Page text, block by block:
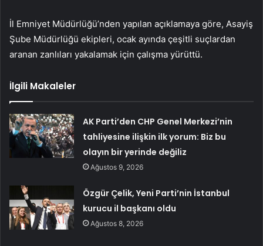
İl Emniyet Müdürlüğü’nden yapılan açıklamaya göre, Asayiş
Şube Müdürlüğü ekipleri, ocak ayında çeşitli suçlardan
aranan zanlıları yakalamak için çalışma yürüttü.
İlgili Makaleler
AK Parti’den CHP Genel Merkezi’nin
tahliyesine ilişkin ilk yorum: Biz bu
olayın bir yerinde değiliz
Ağustos 9, 2026
Özgür Çelik, Yeni Parti’nin İstanbul
kurucu il başkanı oldu
Ağustos 8, 2026